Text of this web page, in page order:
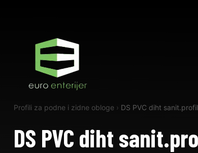
Profili za podne i zidne obloge › DS PVC diht
DS PVC diht